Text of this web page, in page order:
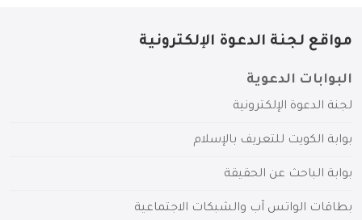
مواقع لجنة الدعوة الإلكترونية
البوابات الدعوية
لجنة الدعوة الإلكترونية
بوابة الكويت للتعريف بالإسلام
بوابة الباحث عن الحقيقة
بطاقات الواتس آب والشبكات الاجتماعية